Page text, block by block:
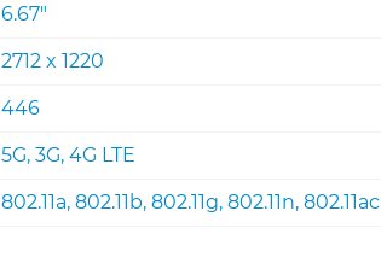
6.67"
2712 x 1220
446
5G, 3G, 4G LTE
802.11a, 802.11b, 802.11g, 802.11n, 802.11ac